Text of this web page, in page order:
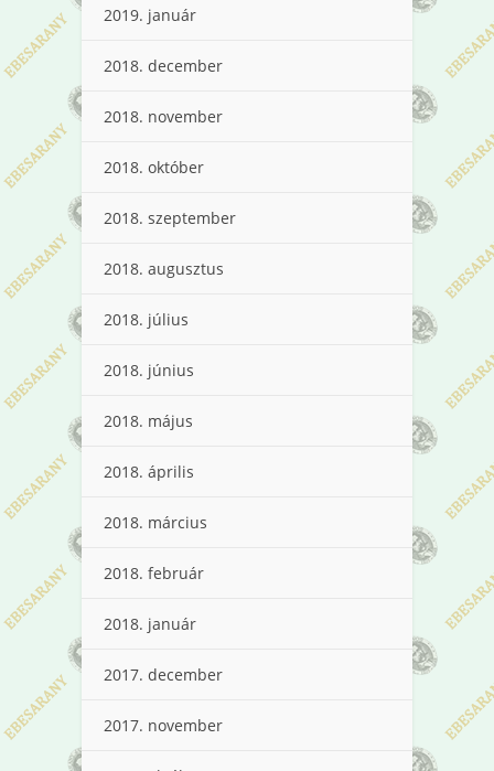
2019. január
2018. december
2018. november
2018. október
2018. szeptember
2018. augusztus
2018. július
2018. június
2018. május
2018. április
2018. március
2018. február
2018. január
2017. december
2017. november